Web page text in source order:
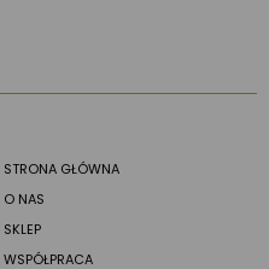
STRONA GŁÓWNA
O NAS
SKLEP
WSPÓŁPRACA